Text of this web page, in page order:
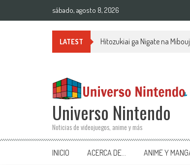
sábado, agosto 8, 2026
LATEST Hitozukiai ga Nigate na
Universo Nintendo
Noticias de videojuegos, anime y más
INICIO ACERCA DE… ANIME Y